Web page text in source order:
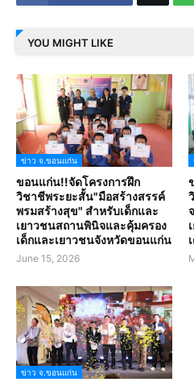
YOU MIGHT LIKE
ข่าว จ.ขอนแก่น
ขอนแก่น!!จัดโครงการฝึก
วิชาชีพระยะสั้น"มือสร้างสรรค์
พรมสร้างสุข" สำหรับเด็กและ
เยาวชนสถานพินิจและคุ้มครอง
เด็กและเยาวชนจังหวัดขอนแก่น
June 15, 2026
ข่าว จ.ขอนแก่น